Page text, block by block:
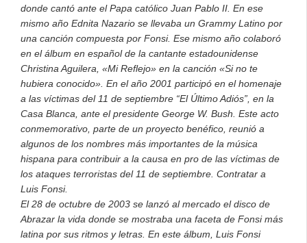
donde cantó ante el Papa católico Juan Pablo II. En ese
mismo año Ednita Nazario se llevaba un Grammy Latino por
una canción compuesta por Fonsi. Ese mismo año colaboró
en el álbum en español de la cantante estadounidense
Christina Aguilera, «Mi Reflejo» en la canción «Si no te
hubiera conocido». En el año 2001 participó en el homenaje
a las víctimas del 11 de septiembre “El Último Adiós”, en la
Casa Blanca, ante el presidente George W. Bush. Este acto
conmemorativo, parte de un proyecto benéfico, reunió a
algunos de los nombres más importantes de la música
hispana para contribuir a la causa en pro de las víctimas de
los ataques terroristas del 11 de septiembre. Contratar a
Luis Fonsi.
El 28 de octubre de 2003 se lanzó al mercado el disco de
Abrazar la vida donde se mostraba una faceta de Fonsi más
latina por sus ritmos y letras. En este álbum, Luis Fonsi